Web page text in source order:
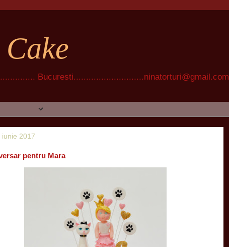
Bucuresti............................ninatorturi@gmail.com
iunie 2017
pentru Mara